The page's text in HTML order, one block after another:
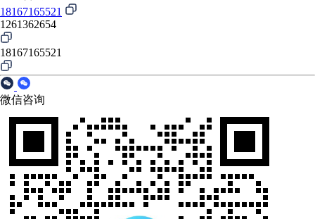
18167165521
1261362654
18167165521
微信咨询